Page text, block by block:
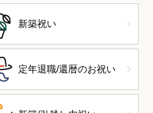
新築祝い
定年退職/還暦のお祝い